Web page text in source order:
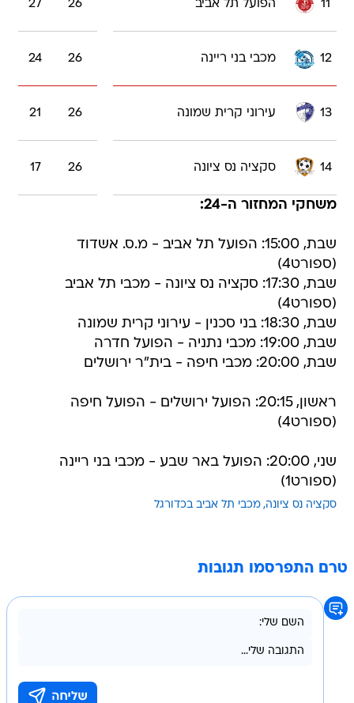
11 הפועל תל אביב 26
27
12 מכבי בני ריינה 26
24
13 עירוני קרית שמונה 26
21
14 סקציה נס ציונה 26
17
משחקי המחזור ה-24:
שבת, 15:00: הפועל תל אביב - מ.ס. אשדוד
(ספורט4)
שבת, 17:30: סקציה נס ציונה - מכבי תל אביב
(ספורט4)
שבת, 18:30: בני סכנין - עירוני קרית שמונה
שבת, 19:00: מכבי נתניה - הפועל חדרה
שבת, 20:00: מכבי חיפה - בית"ר ירושלים
ראשון, 20:15: הפועל ירושלים - הפועל חיפה
(ספורט4)
שני, 20:00: הפועל באר שבע - מכבי בני ריינה
(ספורט1)
סקציה נס ציונה מכבי תל אביב בכדורגל
טרם התפרסמו תגובות